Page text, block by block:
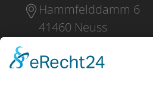
Hammfelddamm 6
41460 Neuss
+49 2131 16 37 0